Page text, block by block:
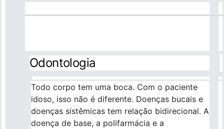
Odontologia
Todo corpo tem uma boca. Com o paciente
idoso, isso não é diferente. Doenças bucais e
doenças sistêmicas tem relação bidirecional. A
doença de base, a polifarmácia e a